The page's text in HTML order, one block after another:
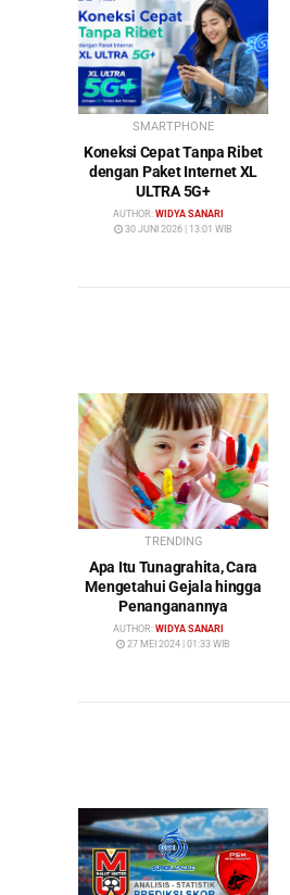
SMARTPHONE
Koneksi Cepat Tanpa Ribet
dengan Paket Internet XL
ULTRA 5G+
AUTHOR: WIDYA SANARI
30 JUNI 2026 | 13:01 WIB
TRENDING
Apa Itu Tunagrahita, Cara
Mengetahui Gejala hingga
Penanganannya
AUTHOR: WIDYA SANARI
27 MEI 2024 | 01:33 WIB